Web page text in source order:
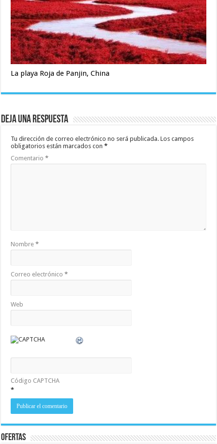
La playa Roja de Panjin, China
Deja una respuesta
Tu dirección de correo electrónico no será publicada. Los campos
obligatorios están marcados con*
Comentario*
Nombre*
Correo electrónico*
Web
Código CAPTCHA
*
Ofertas